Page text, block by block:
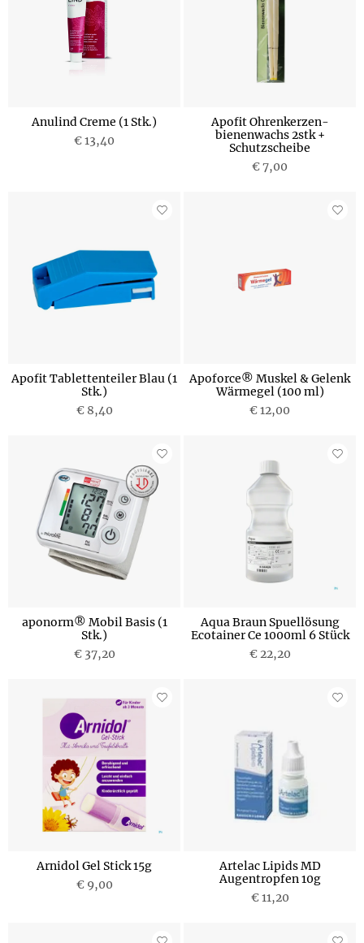
Anulind Creme (1 Stk.)
€ 13,40
Apofit Ohrenkerzen-
bienenwachs 2stk +
Schutzscheibe
€ 7,00
Apofit Tablettenteiler Blau (1
Stk.)
€ 8,40
Apoforce® Muskel & Gelenk
Wärmegel (100 ml)
€ 12,00
aponorm® Mobil Basis (1
Stk.)
€ 37,20
Aqua Braun Spuellösung
Ecotainer Ce 1000ml 6 Stück
€ 22,20
Arnidol Gel Stick 15g
€ 9,00
Artelac Lipids MD
Augentropfen 10g
€ 11,20